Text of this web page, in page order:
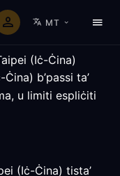
MT
(Iċ-Ċina)
b’passi ta’
u limiti espliċiti
(Iċ-Ċina) tista’